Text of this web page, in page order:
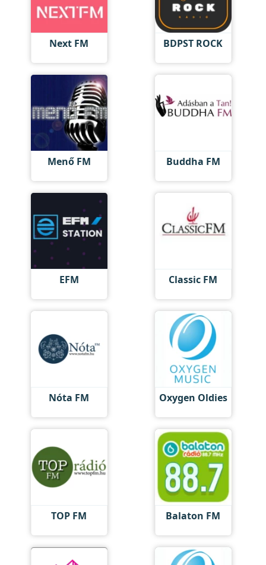
Next FM BDPST ROCK
Menő FM Buddha FM
EFM Classic FM
Nóta FM Oxygen Oldies
TOP FM Balaton FM